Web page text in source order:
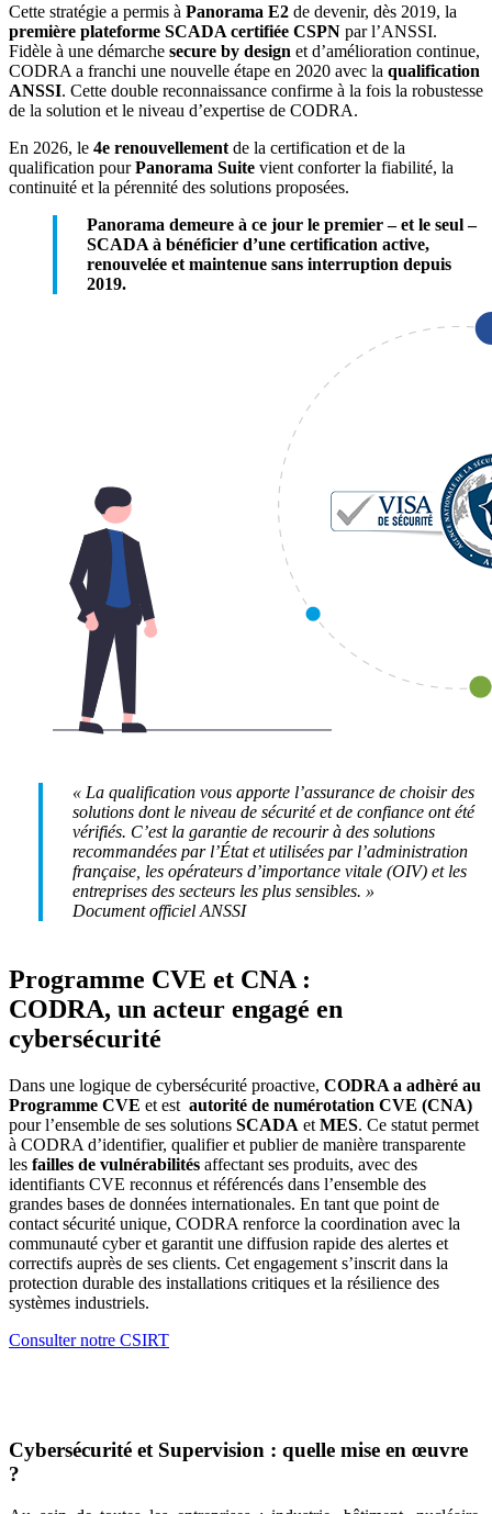
Cette stratégie a permis à Panorama E2 de devenir, dès 2019, la
première plateforme SCADA certifiée CSPN par l’ANSSI.
Fidèle à une démarche secure by design et d’amélioration continue,
CODRA a franchi une nouvelle étape en 2020 avec la qualification
ANSSI. Cette double reconnaissance confirme à la fois la robustesse
de la solution et le niveau d’expertise de CODRA.
En 2026, le 4e renouvellement de la certification et de la
qualification pourPanorama Suite vient conforter la fiabilité, la
continuité et la pérennité des solutions proposées.
Panorama demeure à ce jour le premier – et le seul –
SCADA à bénéficier d’une certification active,
renouvelée et maintenue sans interruption depuis
2019.
« La qualification vous apporte l’assurance de choisir des
solutions dont le niveau de sécurité et de confiance ont été
vérifiés. C’est la garantie de recourir à des solutions
recommandées par l’État et utilisées par l’administration
française, les opérateurs d’importance vitale (OIV) et les
entreprises des secteurs les plus sensibles. »
Document officiel ANSSI
Programme CVE et CNA :
CODRA, un acteur engagé en
cybersécurité
Dans une logique de cybersécurité proactive, CODRA a adhèré au
Programme CVE et est autorité de numérotation CVE (CNA)
pour l’ensemble de ses solutions SCADA et MES. Ce statut permet
à CODRA d’identifier, qualifier et publier de manière transparente
les failles de vulnérabilités affectant ses produits, avec des
identifiants CVE reconnus et référencés dans l’ensemble des
grandes bases de données internationales. En tant que point de
contact sécurité unique, CODRA renforce la coordination avec la
communauté cyber et garantit une diffusion rapide des alertes et
correctifs auprès de ses clients. Cet engagement s’inscrit dans la
protection durable des installations critiques et la résilience des
systèmes industriels.
Consulter notre CSIRT
Cybersécurité et Supervision : quelle mise en œuvre
?